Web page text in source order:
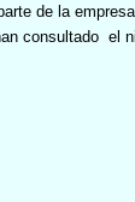
de la
consultado el